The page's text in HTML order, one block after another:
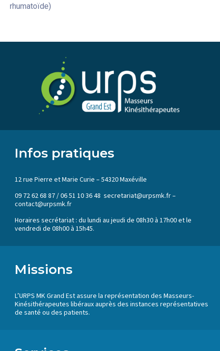
rhumatoïde)
Infos pratiques
12 rue Pierre et Marie Curie – 54320 Maxéville
09 72 62 68 87 / 06 51 10 36 48 secretariat@urpsmk.fr –
contact@urpsmk.fr
Horaires secrétariat : du lundi au jeudi de 08h30 à 17h00 et le
vendredi de 08h00 à 15h45.
Missions
L’URPS MK Grand Est assure la représentation des Masseurs-
Kinésithérapeutes libéraux auprès des instances représentatives
de santé ou des patients.